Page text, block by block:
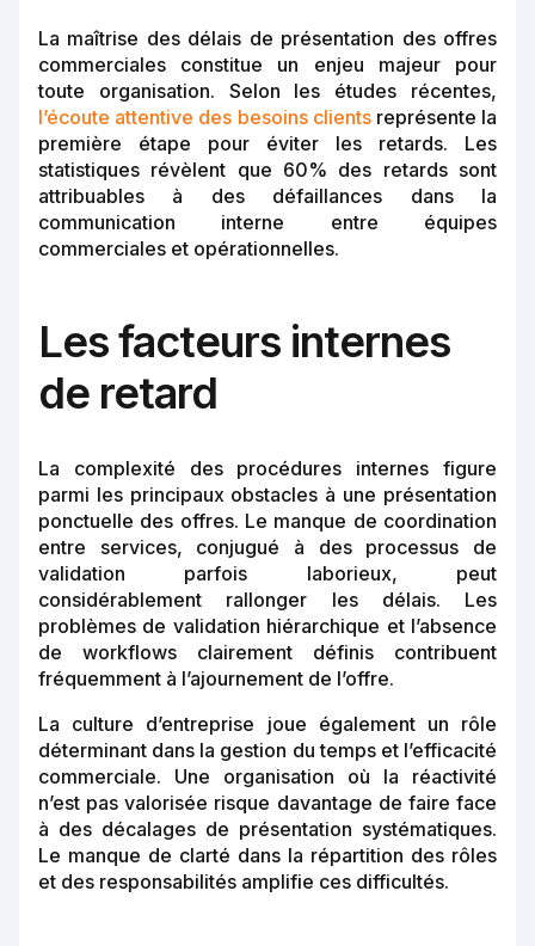
La maîtrise des délais de présentation des offres
commerciales constitue un enjeu majeur pour
toute organisation. Selon les études récentes,
l’écoute attentive des besoins clientsreprésente la
première étape pour éviter les retards. Les
statistiques révèlent que 60% des retards sont
attribuables à des défaillances dans la
communication interne entre équipes
commerciales et opérationnelles.
Les facteurs internes
de retard
La complexité des procédures internes figure
parmi les principaux obstacles à une présentation
ponctuelle des offres. Le manque de coordination
entre services, conjugué à des processus de
validation parfois laborieux, peut
considérablement rallonger les délais. Les
problèmes de validation hiérarchique et l’absence
de workflows clairement définis contribuent
fréquemment à l’ajournement de l’offre.
La culture d’entreprise joue également un rôle
déterminant dans la gestion du temps et l’efficacité
commerciale. Une organisation où la réactivité
n’est pas valorisée risque davantage de faire face
à des décalages de présentation systématiques.
Le manque de clarté dans la répartition des rôles
et des responsabilités amplifie ces difficultés.